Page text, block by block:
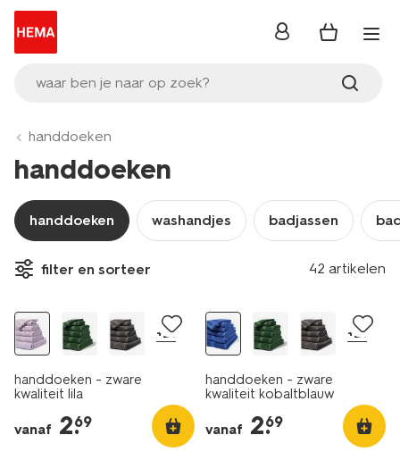
waar ben je naar op zoek?
inloggen
handdoeken
handdoeken
handdoeken washandjes badjassen
filter en sorteer 42 artikelen
laag geprijsd
+21
handdoeken - zware
kwaliteit lila
vanaf 2.
69
+21
handdoeken - zware
kwaliteit kobaltblauw
vanaf 2.
69